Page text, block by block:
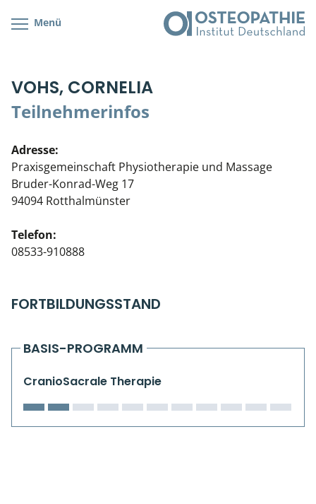
Menü
VOHS, CORNELIA
Teilnehmerinfos
Adresse:
Praxisgemeinschaft Physiotherapie und Massage
Bruder-Konrad-Weg 17
94094 Rotthalmünster
Telefon:
08533-910888
FORTBILDUNGSSTAND
BASIS-PROGRAMM
CranioSacrale Therapie
Cranial/Neurale Osteopathie
Parietale Osteopathie
Viszerale Osteopathie
Klinische & Praktische Kurse
Live Online-Kurse
Kursorte mit Kursangeboten
Bonus-Programm
Veranstaltungsticket DB
Wissenswertes
Teilnehmerliste
Stellenbörse
Soziales Engagement